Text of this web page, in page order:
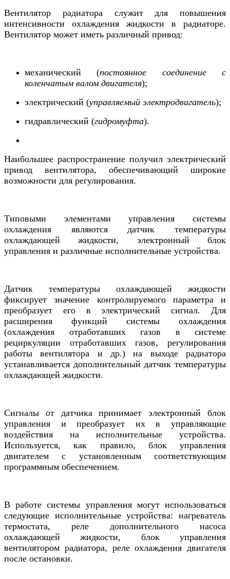
Вентилятор радиатора служит для повышения
интенсивности охлаждения жидкости в радиаторе.
Вентилятор может иметь различный привод:
механический (постоянное соединение с
коленчатым валом двигателя);
электрический (управляемый электродвигатель);
гидравлический (гидромуфта).
Наибольшее распространение получил электрический
привод вентилятора, обеспечивающий широкие
возможности для регулирования.
Типовыми элементами управления системы
охлаждения являются датчик температуры
охлаждающей жидкости, электронный блок
управления и различные исполнительные устройства.
Датчик температуры охлаждающей жидкости
фиксирует значение контролируемого параметра и
преобразует его в электрический сигнал. Для
расширения функций системы охлаждения
(охлаждения отработавших газов в системе
рециркуляции отработавших газов, регулирования
работы вентилятора и др.) на выходе радиатора
устанавливается дополнительный датчик температуры
охлаждающей жидкости.
Сигналы от датчика принимает электронный блок
управления и преобразует их в управляющие
воздействия на исполнительные устройства.
Используется, как правило, блок управления
двигателем с установленным соответствующим
программным обеспечением.
В работе системы управления могут использоваться
следующие исполнительные устройства: нагреватель
термостата, реле дополнительного насоса
охлаждающей жидкости, блок управления
вентилятором радиатора, реле охлаждения двигателя
после остановки.